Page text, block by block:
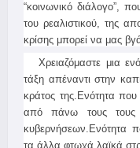
“κοινωνικό διάλογο”,
του ρεαλιστικού, της
κρίσης μπορεί να μας
Χρειαζόμαστε μια
τάξη απέναντι στην
κράτος της.Ενότητα
από πάνω τους τους
κυβερνήσεων.Ενότητα
τα άλλα φτωχά λαϊκά